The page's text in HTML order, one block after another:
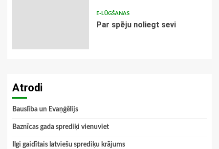
E-LŪGŠANAS
Par spēju noliegt sevi
Atrodi
Bauslība un Evaņģēlijs
Baznīcas gada sprediķi vienuviet
Ilgi gaidītais latviešu sprediķu krājums